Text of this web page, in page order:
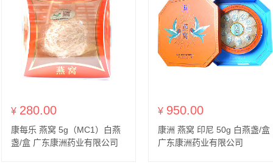
¥ 280.00
康每乐 燕窝 5g（MC1）白燕
盏/盒 广东康洲药业有限公司
¥ 950.00
康洲 燕窝 印尼 50g 白燕盏/盒
广东康洲药业有限公司